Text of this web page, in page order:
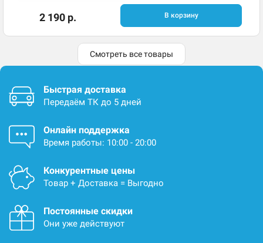
2 190 р. В корзину
Смотреть все товары
Быстрая доставка
Передаём ТК до 5 дней
Онлайн поддержка
Время работы: 10:00 - 20:00
Конкурентные цены
Товар + Доставка = Выгодно
Постоянные скидки
Они уже действуют